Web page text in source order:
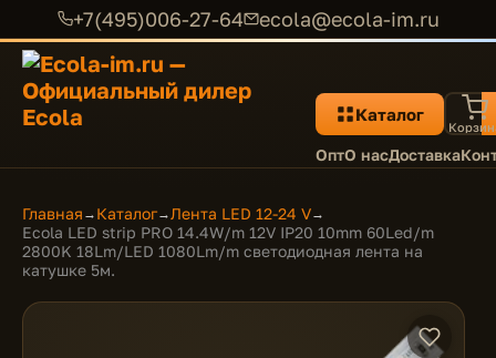
+7(495)006-27-64 ecola@ecola-im.ru
Каталог
ОптО насДоставка
Главная → Каталог→Лента LED 12-24 V→
Ecola LED strip PRO 14.4W/m 12V IP20 10mm 60Led/m
2800K 18Lm/LED 1080Lm/m светодиодная лента на
катушке 5м.